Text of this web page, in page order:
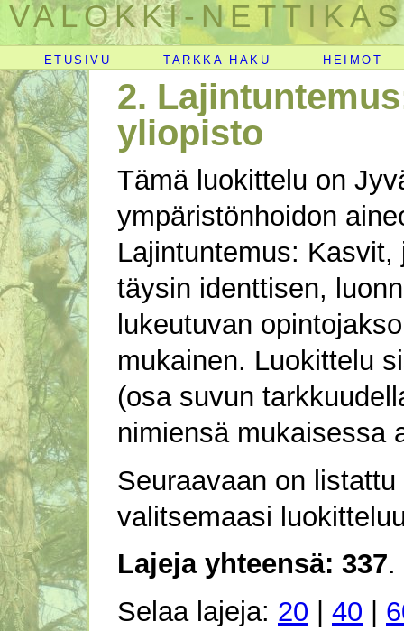
VALOKKI-
ETUSIVU TARKKA HAKU HEIMOT
2.
yliopisto
Tämä luokittelu on
ympäristönhoidon
Lajintuntemus:
täysin identtisen,
lukeutuvan
mukainen. Luokittelu
(osa suvun
nimiensä mukaisessa
Seuraavaan on
valitsemaasi
Lajeja yhteensä: 337.
Selaa lajeja: 20 40